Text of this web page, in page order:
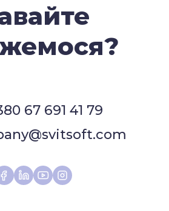
67 691 41 79